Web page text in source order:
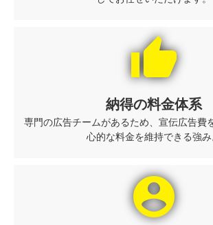
thumb_up
納得の料金体系
専門の広告チームがあるため、宣伝広告費
心的な料金を維持できる強み
account_circle